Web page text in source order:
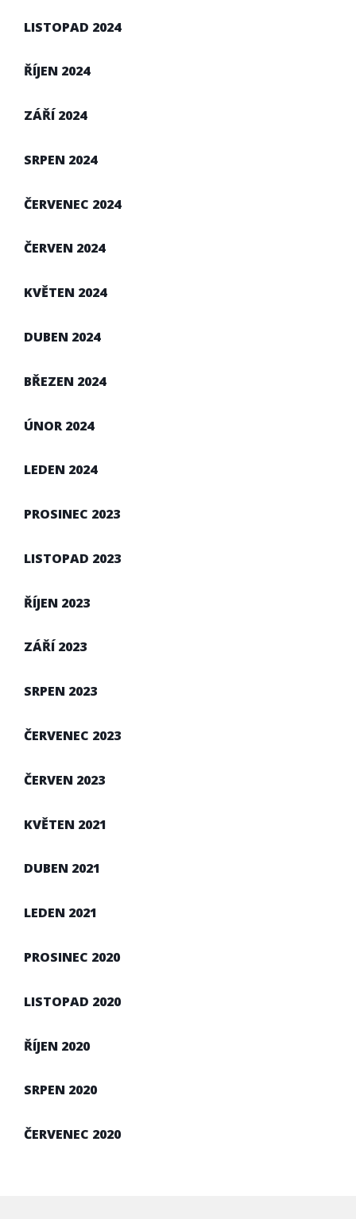
LISTOPAD 2024
ŘÍJEN 2024
ZÁŘÍ 2024
SRPEN 2024
ČERVENEC 2024
ČERVEN 2024
KVĚTEN 2024
DUBEN 2024
BŘEZEN 2024
ÚNOR 2024
LEDEN 2024
PROSINEC 2023
LISTOPAD 2023
ŘÍJEN 2023
ZÁŘÍ 2023
SRPEN 2023
ČERVENEC 2023
ČERVEN 2023
KVĚTEN 2021
DUBEN 2021
LEDEN 2021
PROSINEC 2020
LISTOPAD 2020
ŘÍJEN 2020
SRPEN 2020
ČERVENEC 2020